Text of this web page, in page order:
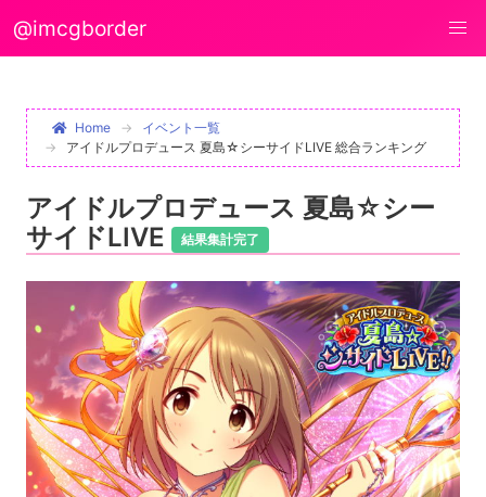
@imcgborder
Home
イベント一覧
アイドルプロデュース 夏島☆シーサイドLIVE 総合ランキング
アイドルプロデュース 夏島☆シー
サイドLIVE
結果集計完了